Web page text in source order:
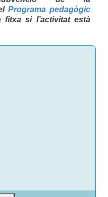
Programa pedagògic
si l’activitat està